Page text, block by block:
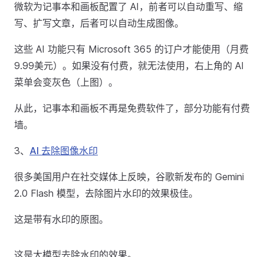
微软为记事本和画板配置了 AI，前者可以自动重写、缩
写、扩写文章，后者可以自动生成图像。
这些 AI 功能只有 Microsoft 365 的订户才能使用（月费
9.99美元）。如果没有付费，就无法使用，右上角的 AI
菜单会变灰色（上图）。
从此，记事本和画板不再是免费软件了，部分功能有付费
墙。
3、 AI 去除图像水印
很多美国用户在社交媒体上反映，谷歌新发布的 Gemini
2.0 Flash 模型，去除图片水印的效果极佳。
这是带有水印的原图。
这是大模型去除水印的效果。